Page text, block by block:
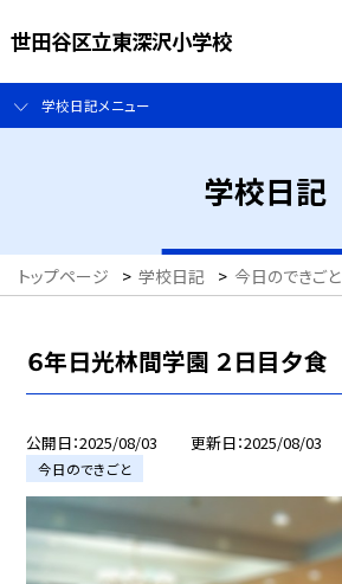
世田谷区立東深沢小学校
学校日記メニュー
学校日記
トップページ > 学校日記 > 今日のできごと
６年日光林間学園 ２日目夕食
公開日 2025/08/03 更新日 2025/08/03
今日のできごと